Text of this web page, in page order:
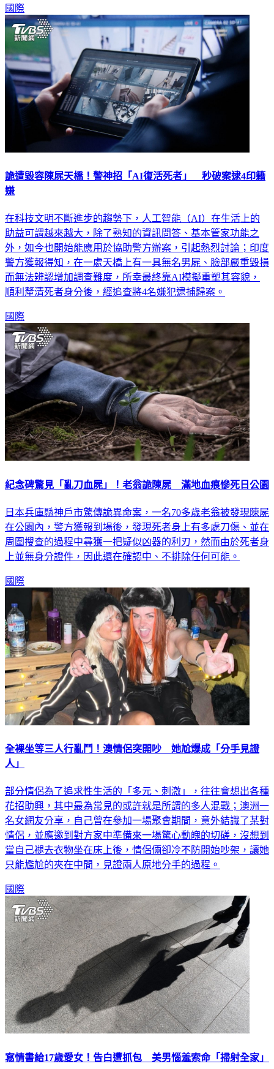
國際
詭遭毀容陳屍天橋！警神招「AI復活死者」 秒破案逮4印籍
嫌
在科技文明不斷進步的趨勢下，人工智能（AI）在生活上的
助益可謂越來越大，除了熟知的資訊問答、基本管家功能之
外，如今也開始能應用於協助警方辦案，引起熱烈討論；印度
警方獲報得知，在一處天橋上有一具無名男屍、臉部嚴重毀損
而無法辨認增加調查難度，所幸最終靠AI模擬重塑其容貌，
順利釐清死者身分後，經追查將4名嫌犯逮捕歸案。
國際
紀念碑驚見「亂刀血屍」！老翁詭陳屍 滿地血痕慘死日公園
日本兵庫縣神戶市驚傳詭異命案，一名70多歲老翁被發現陳屍
在公園內，警方獲報到場後，發現死者身上有多處刀傷、並在
周圍搜查的過程中尋獲一把疑似凶器的利刃，然而由於死者身
上並無身分證件，因此還在確認中、不排除任何可能。
國際
全裸坐等三人行亂鬥！澳情侶突開吵 她尬爆成「分手見證
人」
部分情侶為了追求性生活的「多元、刺激」，往往會想出各種
花招助興，其中最為常見的或許就是所謂的多人混戰；澳洲一
名女網友分享，自己曾在參加一場聚會期間，意外結識了某對
情侶，並應邀到對方家中準備來一場驚心動魄的切磋，沒想到
當自己褪去衣物坐在床上後，情侶倆卻冷不防開始吵架，讓她
只能尷尬的夾在中間，見證兩人原地分手的過程。
國際
寫情書給17歲愛女！告白遭抓包 美男惱羞索命「掃射全家」